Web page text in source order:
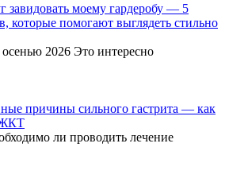
завидовать моему гардеробу — 5
которые помогают выглядеть стильно
2026 Это интересно
причины сильного гастрита — как
ЖКТ
ли проводить лечение